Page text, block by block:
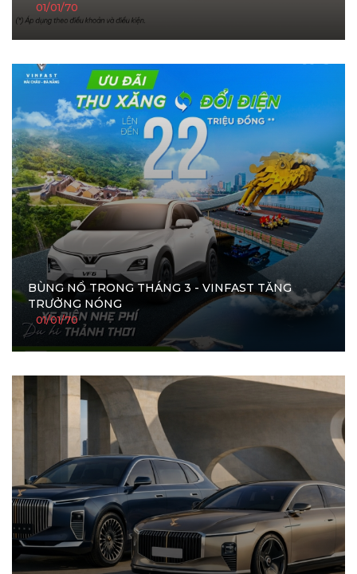
01/01/70
BÙNG NỔ TRONG THÁNG 3 - VINFAST TĂNG
TRƯỞNG NÓNG
01/01/70